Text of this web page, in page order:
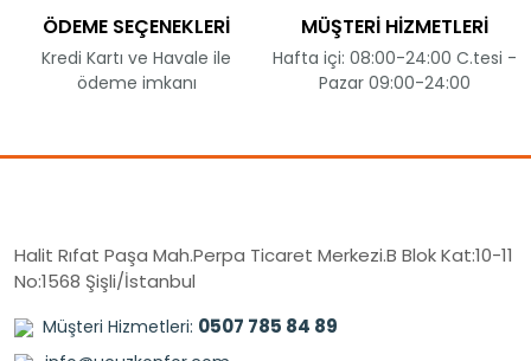
ÖDEME SEÇENEKLERİ
Kredi Kartı ve Havale ile
ödeme imkanı
MÜŞTERİ HİZMETLERİ
Hafta içi: 08:00-24:00 C.tesi -
Pazar 09:00-24:00
Halit Rıfat Paşa Mah.Perpa Ticaret Merkezi.B Blok Kat:10-11
No:1568 Şişli/İstanbul
Müşteri Hizmetleri: 0507 785 84 89